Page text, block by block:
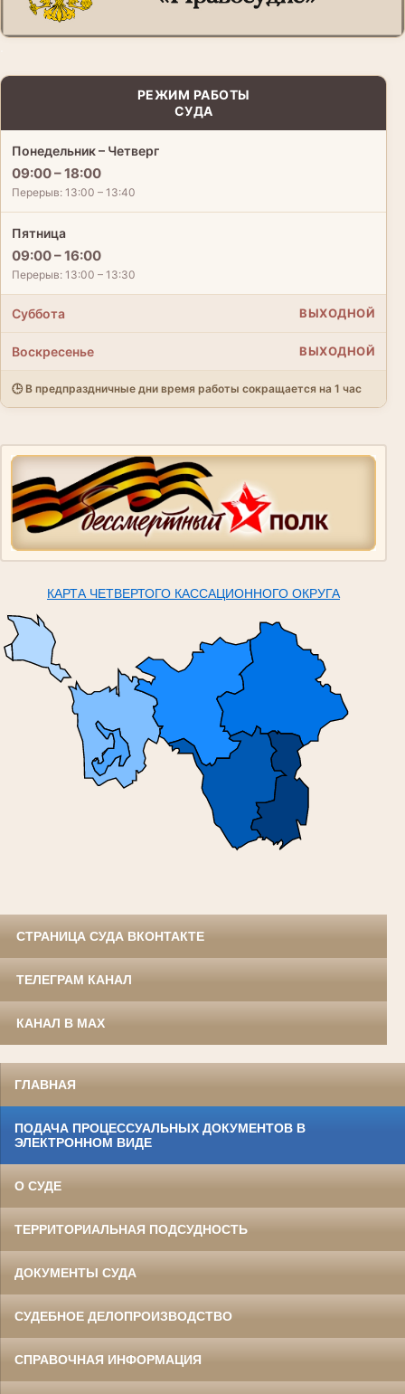
РЕЖИМ РАБОТЫ
СУДА
Понедельник – Четверг
09:00 – 18:00
Перерыв: 13:00 – 13:40
Пятница
09:00 – 16:00
Перерыв: 13:00 – 13:30
Суббота ВЫХОДНОЙ
Воскресенье ВЫХОДНОЙ
🕒 В предпраздничные дни время работы сокращается на 1 час
КАРТА ЧЕТВЕРТОГО КАССАЦИОННОГО ОКРУГА
СТРАНИЦА СУДА ВКОНТАКТЕ
ТЕЛЕГРАМ КАНАЛ
КАНАЛ В MAX
ГЛАВНАЯ
ПОДАЧА ПРОЦЕССУАЛЬНЫХ ДОКУМЕНТОВ В
ЭЛЕКТРОННОМ ВИДЕ
О СУДЕ
ТЕРРИТОРИАЛЬНАЯ ПОДСУДНОСТЬ
ДОКУМЕНТЫ СУДА
СУДЕБНОЕ ДЕЛОПРОИЗВОДСТВО
СПРАВОЧНАЯ ИНФОРМАЦИЯ